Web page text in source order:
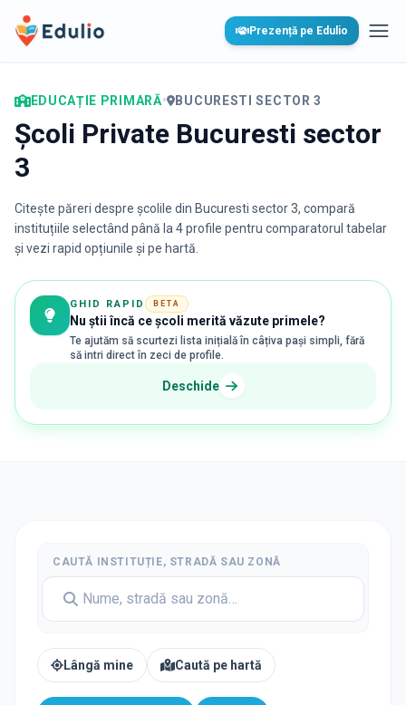
Edulio Prezență pe Edulio
EDUCAȚIE PRIMARĂ• BUCURESTI SECTOR 3
Școli Private Bucuresti sector
3
Citește păreri despre școlile din Bucuresti sector 3, compară
instituțiile selectând până la 4 profile pentru comparatorul tabelar
și vezi rapid opțiunile și pe hartă.
GHID RAPID BETA
Nu știi încă ce școli merită văzute primele?
Te ajutăm să scurtezi lista inițială în câțiva pași simpli, fără
să intri direct în zeci de profile.
Deschide
CAUTĂ INSTITUȚIE, STRADĂ SAU ZONĂ
Lângă mine Caută pe hartă